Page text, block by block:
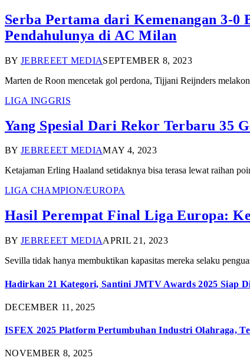
Serba Pertama dari Kemenangan 3-
Pendahulunya di AC Milan
BY JEBREEET MEDIASEPTEMBER 8, 2023
Marten de Roon mencetak gol perdona, Tijjani Reijnders
LIGA INGGRIS
Yang Spesial Dari Rekor Terbaru 35
BY JEBREEET MEDIAMAY 4, 2023
Ketajaman Erling Haaland setidaknya bisa terasa lewat raihan
LIGA CHAMPION/EUROPA
Hasil Perempat Final Liga Europa:
BY JEBREEET MEDIAAPRIL 21, 2023
Sevilla tidak hanya membuktikan kapasitas mereka selaku
Hadirkan 21 Kategori, Santini JMTV Awards 2025 Siap
DECEMBER 11, 2025
ISFEX 2025 Platform Pertumbuhan Industri Olahraga,
NOVEMBER 8, 2025